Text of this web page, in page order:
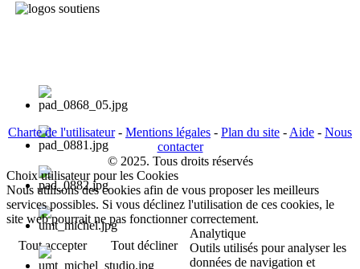
Charte de l'utilisateur- Mentions légales - Plan du site - Aide - Nous
contacter
© 2025. Tous droits réservés
Choix utilisateur pour les Cookies
Nous utilisons des cookies afin de vous proposer les meilleurs
services possibles. Si vous déclinez l'utilisation de ces cookies, le
site web pourrait ne pas fonctionner correctement.
Tout accepter
Tout décliner
Analytique
Outils utilisés pour analyser les
données de navigation et